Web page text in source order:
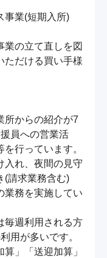
事業(短期入所)
業の立て直しを図
ただける買い手様
所からの紹介が7
員への営業活
行っています。
入れ、夜間の見守
(請求業務含む)
業務を実施してい
毎週利用される方
用が多いです。
」「送迎加算」